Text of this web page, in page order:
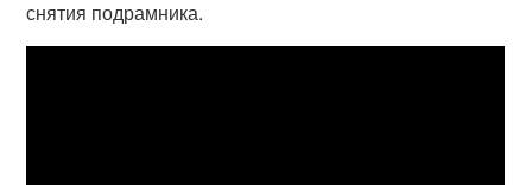
снятия подрамника.